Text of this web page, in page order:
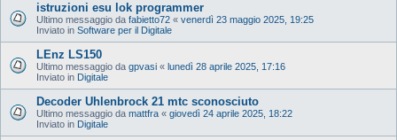
istruzioni esu lok programmer
Ultimo messaggio da fabietto72 « venerdì 23 maggio 2025, 19:25
Inviato in Software per il Digitale
LEnz LS150
Ultimo messaggio da gpvasi « lunedì 28 aprile 2025, 17:16
Inviato in Digitale
Decoder Uhlenbrock 21 mtc sconosciuto
Ultimo messaggio da mattfra « giovedì 24 aprile 2025, 18:22
Inviato in Digitale